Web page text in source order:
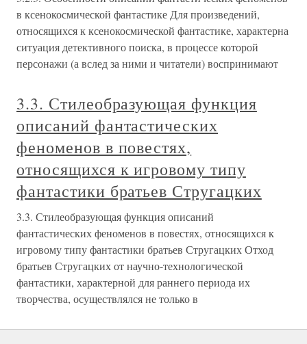
в ксенокосмической фантастике Для произведений,
относящихся к ксенокосмической фантастике, характерна
ситуация детективного поиска, в процессе которой
персонажи (а вслед за ними и читатели) воспринимают
3.3. Стилеобразующая функция
описаний фантастических
феноменов в повестях,
относящихся к игровому типу
фантастики братьев Стругацких
3.3. Стилеобразующая функция описаний
фантастических феноменов в повестях, относящихся к
игровому типу фантастики братьев Стругацких Отход
братьев Стругацких от научно-технологической
фантастики, характерной для раннего периода их
творчества, осуществлялся не только в